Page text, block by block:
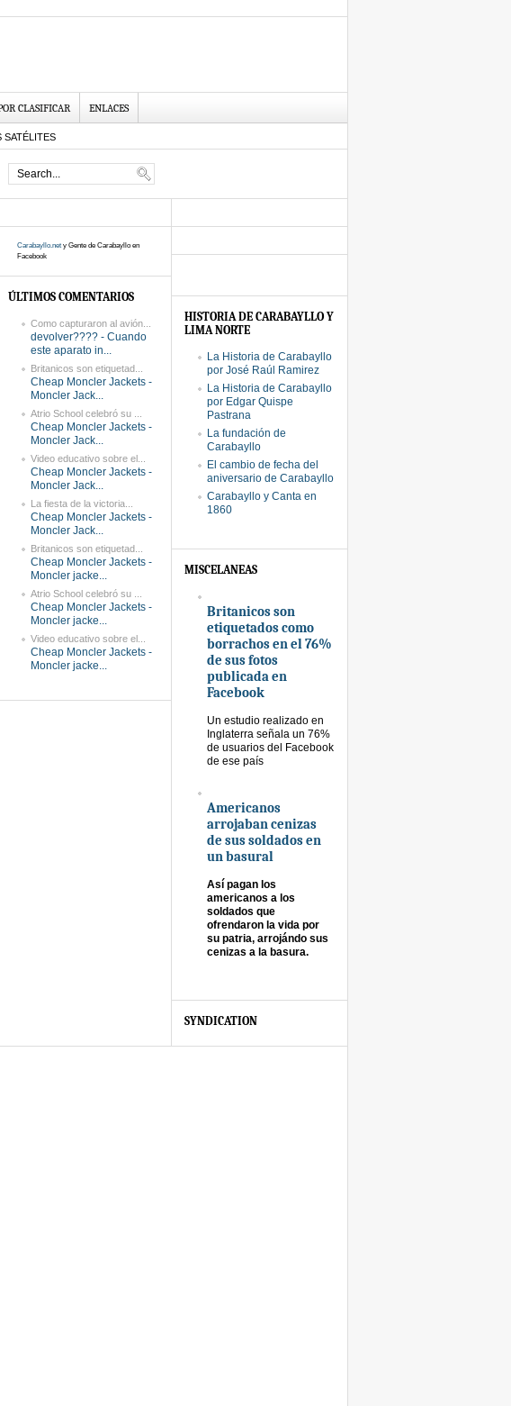
CLASIFICAR ENLACES
SATÉLITES
Carabayllo.net y Gente de Carabayllo en
Facebook
ÚLTIMOS COMENTARIOS
Como capturaron al avión...
devolver???? - Cuando
este aparato in...
Britanicos son etiquetad...
Cheap Moncler Jackets -
Moncler Jack...
Atrio School celebró su ...
Cheap Moncler Jackets -
Moncler Jack...
Video educativo sobre el...
Cheap Moncler Jackets -
Moncler Jack...
La fiesta de la victoria...
Cheap Moncler Jackets -
Moncler Jack...
Britanicos son etiquetad...
Cheap Moncler Jackets -
Moncler jacke...
Atrio School celebró su ...
Cheap Moncler Jackets -
Moncler jacke...
Video educativo sobre el...
Cheap Moncler Jackets -
Moncler jacke...
HISTORIA DE CARABAYLLO Y
LIMA NORTE
La Historia de Carabayllo
por José Raúl Ramirez
La Historia de Carabayllo
por Edgar Quispe
Pastrana
La fundación de
Carabayllo
El cambio de fecha del
aniversario de Carabayllo
Carabayllo y Canta en
1860
MISCELANEAS
Britanicos son
etiquetados como
borrachos en el 76%
de sus fotos
publicada en
Facebook
Un estudio realizado en
Inglaterra señala un 76%
de usuarios del Facebook
de ese país
Americanos
arrojaban cenizas
de sus soldados en
un basural
Así pagan los
americanos a los
soldados que
ofrendaron la vida por
su patria, arrojándo sus
cenizas a la basura.
SYNDICATION